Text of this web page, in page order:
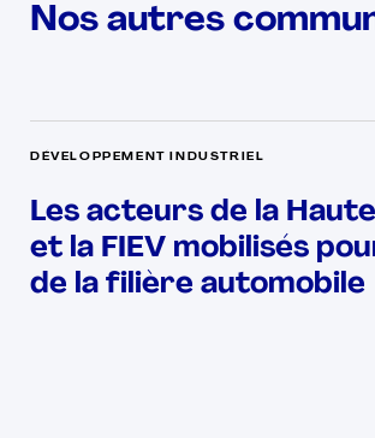
Nos autres
DÉVELOPPEMENT INDUSTRIEL
Les acteurs de la
et la FIEV mobilisés
de la filière automobile